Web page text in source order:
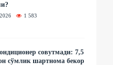
1 583
совутмади: 7,5
сўмлик шартнома бекор